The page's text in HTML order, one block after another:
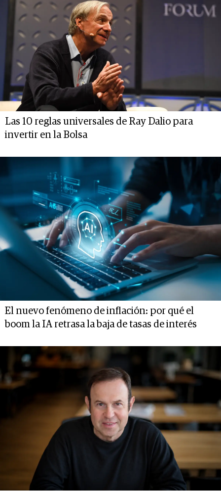
Las 10 reglas universales de Ray Dalio para
invertir en la Bolsa
El nuevo fenómeno de inflación: por qué el
boom la IA retrasa la baja de tasas de interés